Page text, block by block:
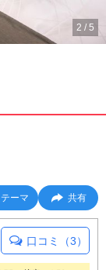
2 / 5
ーマ 共有
口コミ（3）